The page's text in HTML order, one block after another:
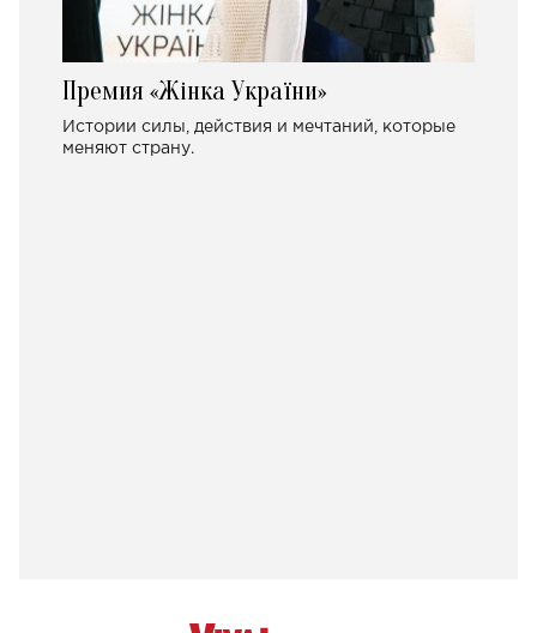
Премия «Жінка України»
Истории силы, действия и мечтаний, которые
меняют страну.